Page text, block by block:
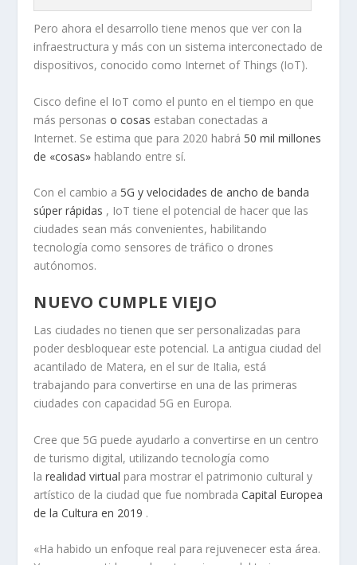
Pero ahora el desarrollo tiene menos que ver con la
infraestructura y más con un sistema interconectado de
dispositivos, conocido como Internet of Things (IoT).
Cisco define el IoT como el punto en el tiempo en que
más personaso cosas estaban conectadas a
Internet. Se estima que para 2020 habrá 50 mil millones
de «cosas» hablando entre sí.
Con el cambio a 5G y velocidades de ancho de banda
súper rápidas , IoT tiene el potencial de hacer que las
ciudades sean más convenientes, habilitando
tecnología como sensores de tráfico o drones
autónomos.
NUEVO CUMPLE VIEJO
Las ciudades no tienen que ser personalizadas para
poder desbloquear este potencial. La antigua ciudad del
acantilado de Matera, en el sur de Italia, está
trabajando para convertirse en una de las primeras
ciudades con capacidad 5G en Europa.
Cree que 5G puede ayudarlo a convertirse en un centro
de turismo digital, utilizando tecnología como
larealidad virtual para mostrar el patrimonio cultural y
artístico de la ciudad que fue nombradaCapital Europea
de la Cultura en 2019 .
«Ha habido un enfoque real para rejuvenecer esta área.